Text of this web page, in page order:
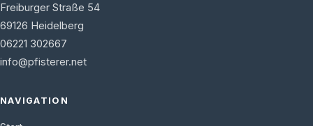
Freiburger Straße 54
69126 Heidelberg
06221 302667
info@pfisterer.net
NAVIGATION